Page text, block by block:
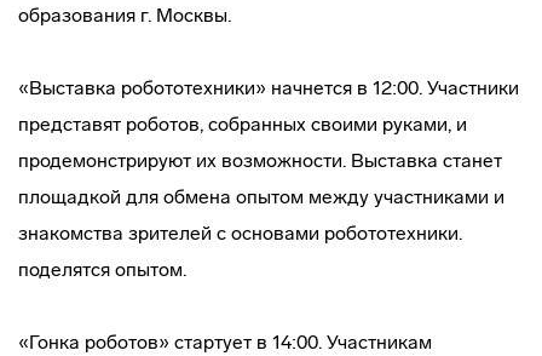
образования г. Москвы.
«Выставка робототехники» начнется в 12:00. Участники
представят роботов, собранных своими руками, и
продемонстрируют их возможности. Выставка станет
площадкой для обмена опытом между участниками и
знакомства зрителей с основами робототехники.
поделятся опытом.
«Гонка роботов» стартует в 14:00. Участникам